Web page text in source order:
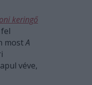
keringő
mostA
véve,